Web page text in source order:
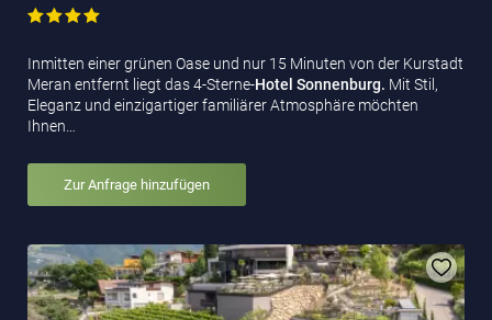
Inmitten einer grünen Oase und nur 15 Minuten von der Kurstadt
Meran entfernt liegt das 4-Sterne-Hotel Sonnenburg. Mit Stil,
Eleganz und einzigartiger familiärer Atmosphäre möchten
Ihnen…
Zur Anfrage hinzufügen